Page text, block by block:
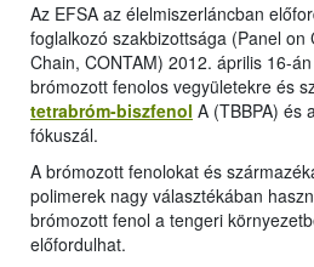
Az EFSA az élelmiszerláncban
foglalkozó szakbizottsága (Panel
Chain, CONTAM) 2012. április 16-
brómozott fenolos vegyületekre és
tetrabróm-biszfenol A (TBBPA) és
fókuszál.
A brómozott fenolokat és
polimerek nagy választékában
brómozott fenol a tengeri
előfordulhat.